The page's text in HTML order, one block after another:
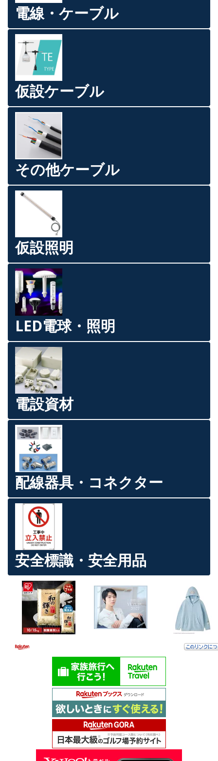
電線・ケーブル
仮設ケーブル
その他ケーブル
仮設照明
LED電球・照明
電設資材
配線器具・コネクター
安全標識・安全用品